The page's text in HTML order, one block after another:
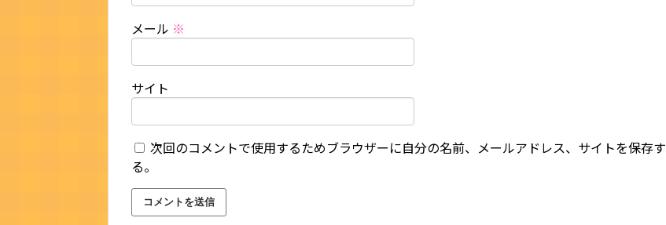
メール ※
サイト
次回のコメントで使用するためブラウザーに自分の名前、メールアドレス、サイトを保存す
る。